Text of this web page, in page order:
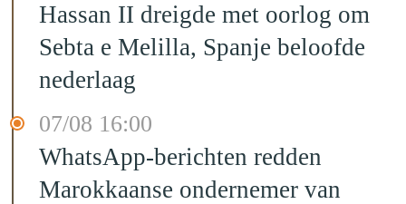
Hassan II dreigde met oorlog om
Sebta e Melilla, Spanje beloofde
nederlaag
07/08 16:00
WhatsApp-berichten redden
Marokkaanse ondernemer van